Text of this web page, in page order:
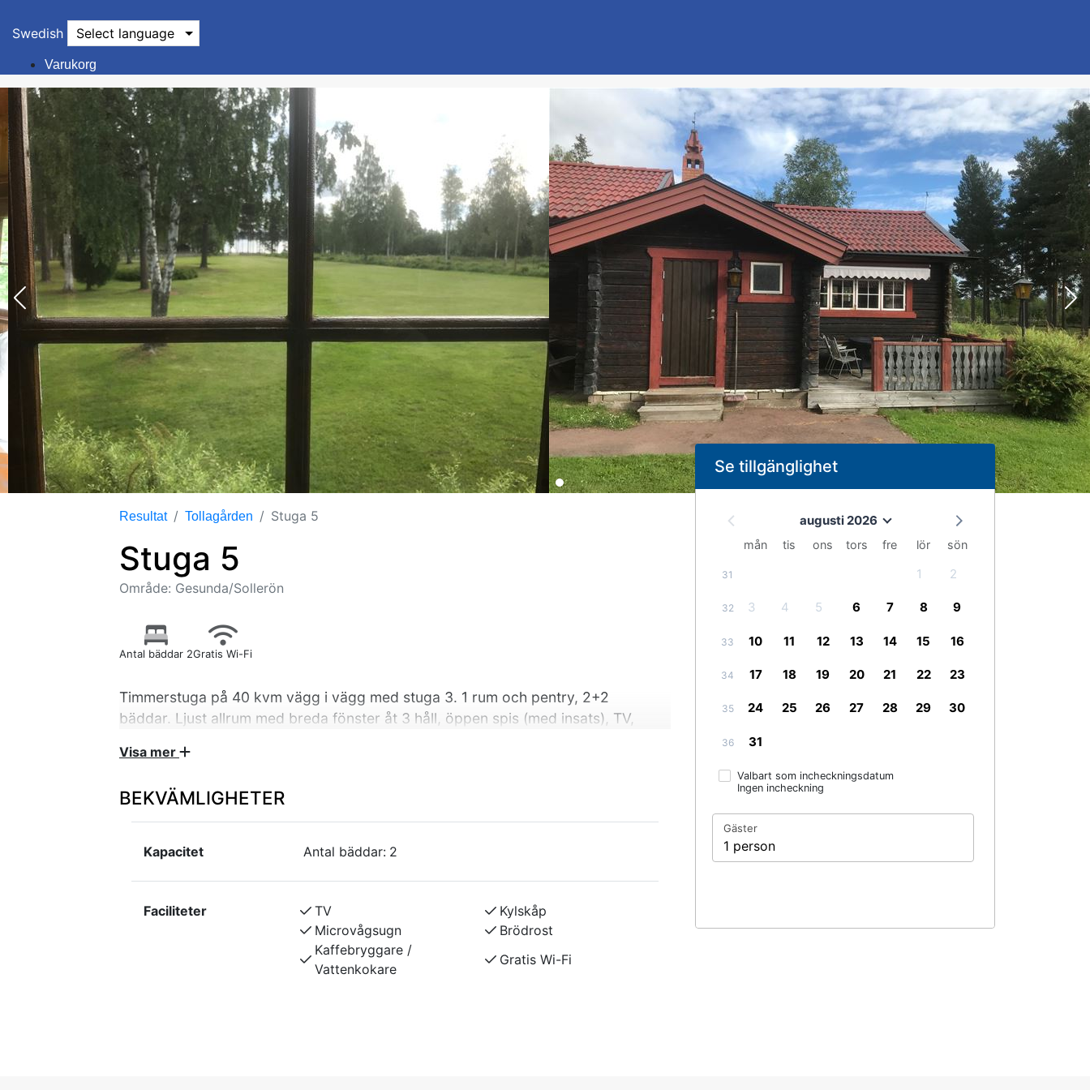
Swedish Select language
Varukorg
Resultat Tollagården Stuga 5
Stuga 5
Område: Gesunda/Sollerön
Antal bäddar 2Gratis Wi-Fi
Timmerstuga på 40 kvm vägg i vägg med stuga 3. 1 rum och pentry, 2+2
bäddar. Ljust allrum med breda fönster åt 3 håll, öppen spis (med insats), TV,
våningssäng i allrummet. Pentry med 2 kokplattor, micro och liten kyl med
stugan. Kaklad dusch, WC. Altan med utemöbler. Wifi. Ej rökning. Ej husdjur.
Timmerstuga på 40 kvm vägg i vägg med stuga 3. 1 rum och pentry, 2+2 bäddar.
Ljust allrum med breda fönster åt 3 håll, öppen spis (med insats), TV, matbord med 4
stolar, 2 bäddsoffor (för 1 person vardera) och en våningssäng i allrummet. Pentry
med 2 kokplattor, micro och liten kyl med frysfack. Kaffebryggare, vattenkokare,
brödrost och köksredskap finns i stugan. Kaklad dusch, WC. Altan med utemöbler.
Visa mer
BEKVÄMLIGHETER
Kapacitet Antal bäddar: 2
Faciliteter TV
Kylskåp
Microvågsugn
Brödrost
Kaffebryggare /
Vattenkokare
Gratis Wi-Fi
Se tillgänglighet
augusti 2026
mån tis ons tors fre lör sön
31 1 2
32 3 4 5 6 7 8 9
33 10 11 12 13 14 15 16
34 17 18 19 20 21 22 23
35 24 25 26 27 28 29 30
36 31
Valbart som incheckningsdatum
Ingen incheckning
Gäster
1 person